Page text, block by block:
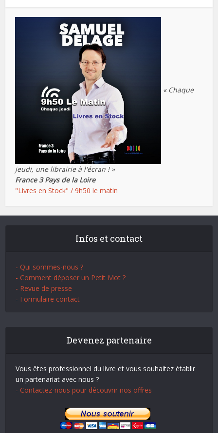
« Chaque
jeudi, une librairie à l'écran ! »
France 3 Pays de la Loire
"Livres en Stock" / 9h50 le matin
Infos et contact
- Qui sommes-nous ?
- Comment déposer un Petit Mot ?
- Revue de presse
- Formulaire contact
Devenez partenaire
Vous êtes professionnel du livre et vous souhaitez établir
un partenariat avec nous ?
- Contactez-nous pour découvrir nos offres